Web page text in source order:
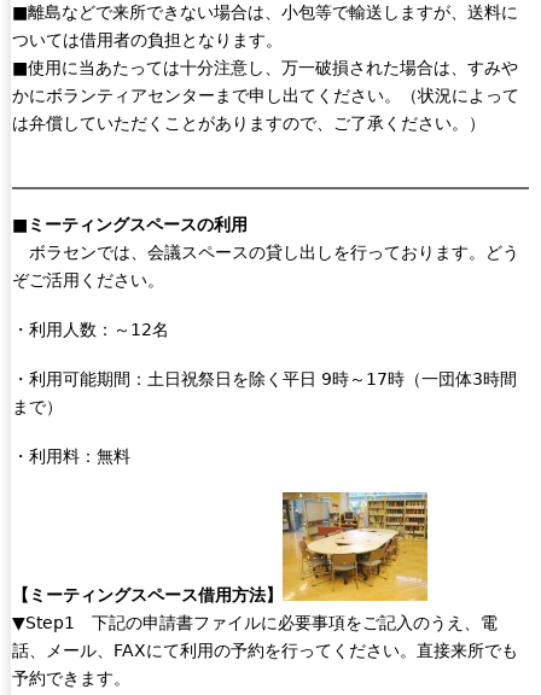
■離島などで来所できない場合は、小包等で輸送しますが、送料に
ついては借用者の負担となります。
■使用に当あたっては十分注意し、万一破損された場合は、すみや
かにボランティアセンターまで申し出てください。（状況によって
は弁償していただくことがありますので、ご了承ください。）
■ミーティングスペースの利用
ボラセンでは、会議スペースの貸し出しを行っております。どう
ぞご活用ください。
・利用人数：～12名
・利用可能期間：土日祝祭日を除く平日 9時～17時（一団体3時間
まで）
・利用料：無料
【ミーティングスペース借用方法】
▼Step1 下記の申請書ファイルに必要事項をご記入のうえ、電
話、メール、FAXにて利用の予約を行ってください。直接来所でも
予約できます。